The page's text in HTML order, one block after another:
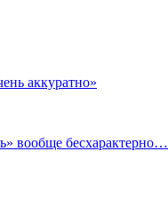
аккуратно»
вообще бесхарактерно…